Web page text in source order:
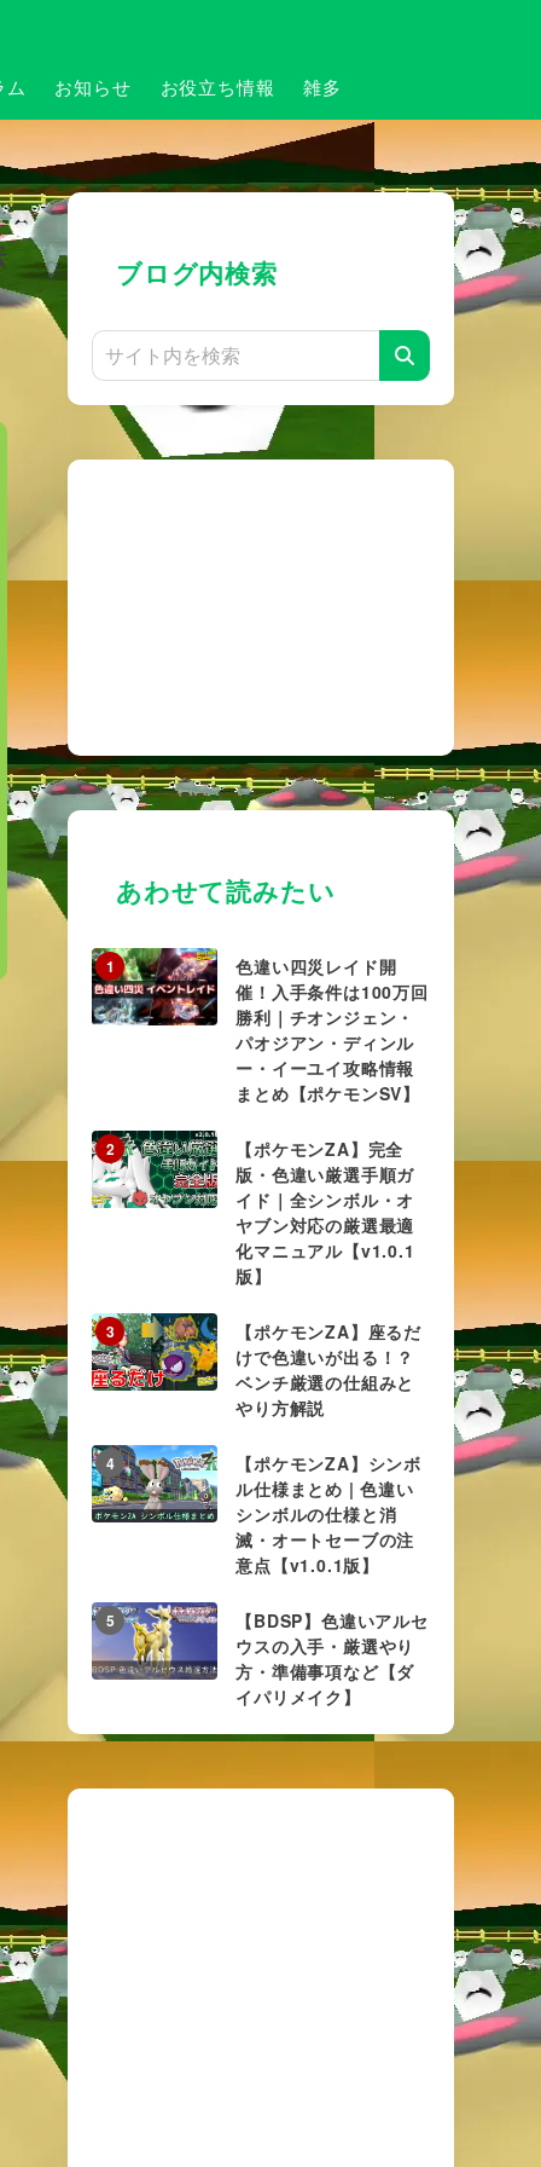
お知らせ お役立ち情報 雑多
ブログ内検索
あわせて読みたい
1
色違い四災レイド開
催！入手条件は100万回
勝利｜チオンジェン・
パオジアン・ディンル
ー・イーユイ攻略情報
まとめ【ポケモンSV】
2
【ポケモンZA】完全
版・色違い厳選手順ガ
イド｜全シンボル・オ
ヤブン対応の厳選最適
化マニュアル【v1.0.1
版】
3
【ポケモンZA】座るだ
けで色違いが出る！？
ベンチ厳選の仕組みと
やり方解説
4
【ポケモンZA】シンボ
ル仕様まとめ | 色違い
シンボルの仕様と消
滅・オートセーブの注
意点【v1.0.1版】
5
【BDSP】色違いアルセ
ウスの入手・厳選やり
方・準備事項など【ダ
イパリメイク】